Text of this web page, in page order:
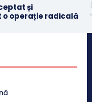
și
operație radicală